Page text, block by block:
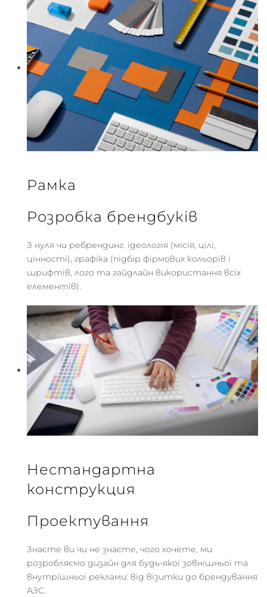
Рамка
Розробка брендбуків
З нуля чи ребрендинг. ідеологія (місія, цілі,
цінності), графіка (підбір фірмових кольорів і
шрифтів, лого та гайдлайн використання всіх
елементів).
Нестандартна
конструкция
Проектування
Знаєте ви чи не знаєте, чого хочете, ми
розробляємо дизайн для будь-якої зовнішньої та
внутрішньої реклами: від візитки до брендування
АЗС.